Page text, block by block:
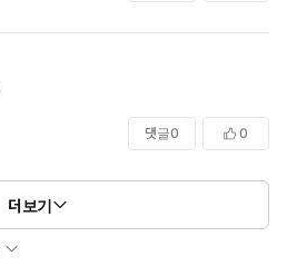
댓글0 0
더보기